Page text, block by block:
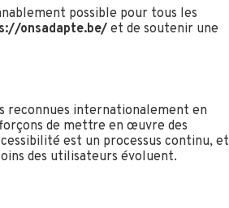
possible pour tous les
onsadapte.be/et de soutenir une
reconnues internationalement en
de mettre en œuvre des
est un processus continu, et
des utilisateurs évoluent.